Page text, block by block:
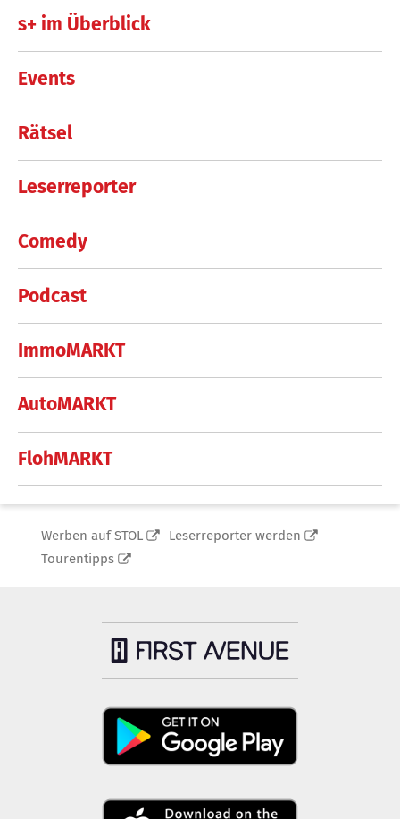
s+ im Überblick
Events
Rätsel
Leserreporter
Comedy
Podcast
ImmoMARKT
AutoMARKT
FlohMARKT
Werben auf STOL
Leserreporter werden
Tourentipps